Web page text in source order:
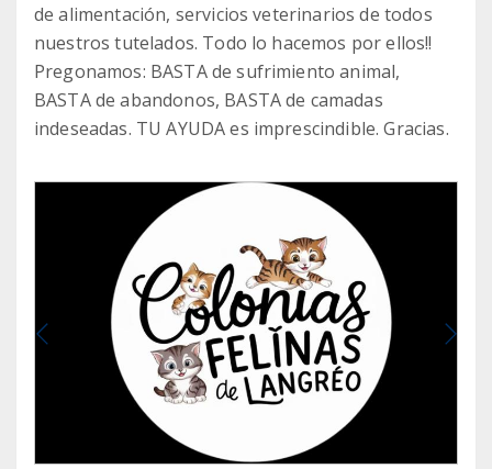
de alimentación, servicios veterinarios de todos
nuestros tutelados. Todo lo hacemos por ellos!!
Pregonamos: BASTA de sufrimiento animal,
BASTA de abandonos, BASTA de camadas
indeseadas. TU AYUDA es imprescindible. Gracias.